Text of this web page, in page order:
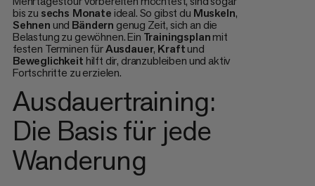
bis zu sechs Monateideal. So gibst du Muskeln,
Sehnenund Bändern genug Zeit, sich an die
Belastung zu gewöhnen. Ein Trainingsplanmit
festen Terminen fürAusdauer, Kraftund
Beweglichkeithilft dir, dranzubleiben und aktiv
Fortschritte zu erzielen.
Ausdauertraining:
Die Basis für jede
Wanderung